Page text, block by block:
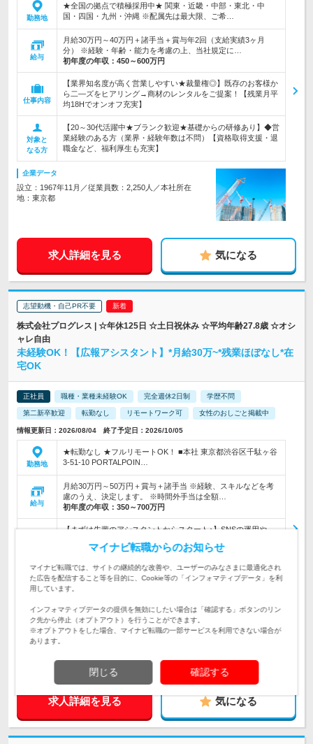
勤務地
★全国の拠点で積極採用中★ 関東・近畿・中部・東北・中
国・四国・九州・沖縄 ※配属先は最大限、ご希…
給与
月給30万円～40万円＋諸手当＋賞与年2回（支給実績3ヶ月
分） ※経験・年齢・能力を考慮の上、当社規定に…
初年度の年収： 450～600万円
仕事内容
【業界知名度が高く営業しやすい★裁量権◎】既存のお客様か
ら二―ズをヒアリング→商材のレンタルをご提案！【残業月平
均18Hでオンオフ充実】
対象と
なる方
【20～30代活躍中★ブランク歓迎★基礎からの研修あり】◆営
業経験のある方（業界・経験年数は不問）【資格取得支援・退
職金など、福利厚生も充実】
企業データ
設立：1967年11月／従業員数：2,250人／本社所在
地：東京都
求人詳細を見る 気になる
志望動機・自己PR不要
株式会社プログレス | ☆年休125日 ☆土日祝休み ☆平均年齢27.8歳 ☆オシ
ャレ自由
未経験OK！【広報アシスタント】*月給30万~*残業ほぼなし*在
宅OK
正社員 職種・業種未経験OK 完全週休2日制 学歴不問
第二新卒歓迎 転勤なし リモートワーク可 女性のおしごと掲載中
情報更新日：2026/08/04 終了予定日：2026/10/05
勤務地
★転勤なし ★フルリモートOK！ ■本社 東京都渋谷区千駄ヶ谷
3-51-10 PORTALPOIN…
給与
月給30万円～50万円＋賞与＋諸手当 ※経験、スキルなどを考
慮のうえ、決定します。 ※時間外手当は全額…
初年度の年収： 350～700万円
【まずは先輩のアシスタントからスタート♪】SNSの運用や、
で安心＊広報経験は必要ナシ！
対象と
＼ポテンシャル重視の採用！／◎未経験・第二新卒歓迎◎学
歴・社会人経験…ぜんぶ不問です！「SNSが好き」「写真や動
画が好き」そんなアナタへ！
企業データ
設立：2017年10月／本社所在地：東京都
求人詳細を見る 気になる
マイナビ転職からのお知らせ
マイナビ転職では、サイトの継続的な改善や、ユーザーのみなさまに最適化され
た広告を配信すること等を目的に、Cookie等の「インフォマティブデータ」を利
用しています。
インフォマティブデータの提供を無効にしたい場合は「確認する」ボタンのリン
ク先から停止（オプトアウト）を行うことができます。
※オプトアウトをした場合、マイナビ転職の一部サービスを利用できない場合が
あります。
閉じる 確認する